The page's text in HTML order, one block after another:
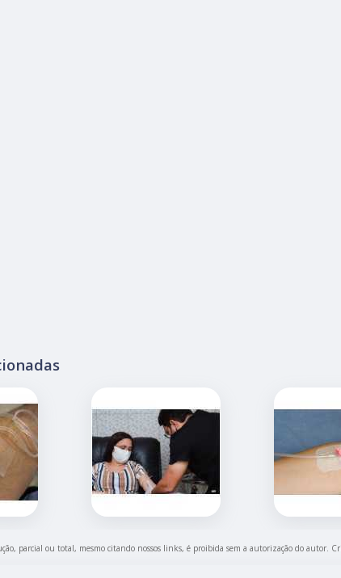
parcial ou total, mesmo citando nossos links, é proibida sem a autorização do autor.